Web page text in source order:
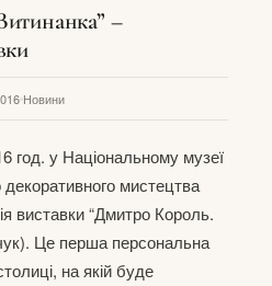
–
Новини
год. у Національному музеї
декоративного мистецтва
виставки “Дмитро Король.
Це перша персональна
на якій буде